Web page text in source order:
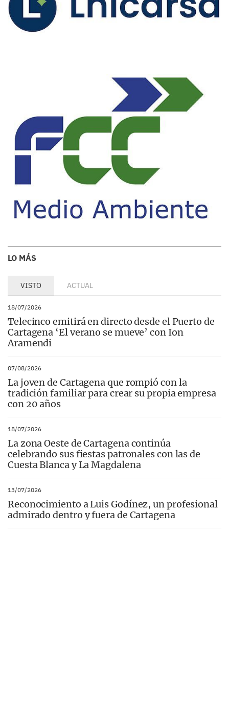
LO MÁS
VISTO ACTUAL
18/07/2026
Telecinco emitirá en directo desde el Puerto de
Cartagena ‘El verano se mueve’ con Ion
Aramendi
07/08/2026
La joven de Cartagena que rompió con la
tradición familiar para crear su propia empresa
con 20 años
18/07/2026
La zona Oeste de Cartagena continúa
celebrando sus fiestas patronales con las de
Cuesta Blanca y La Magdalena
13/07/2026
Reconocimiento a Luis Godínez, un profesional
admirado dentro y fuera de Cartagena